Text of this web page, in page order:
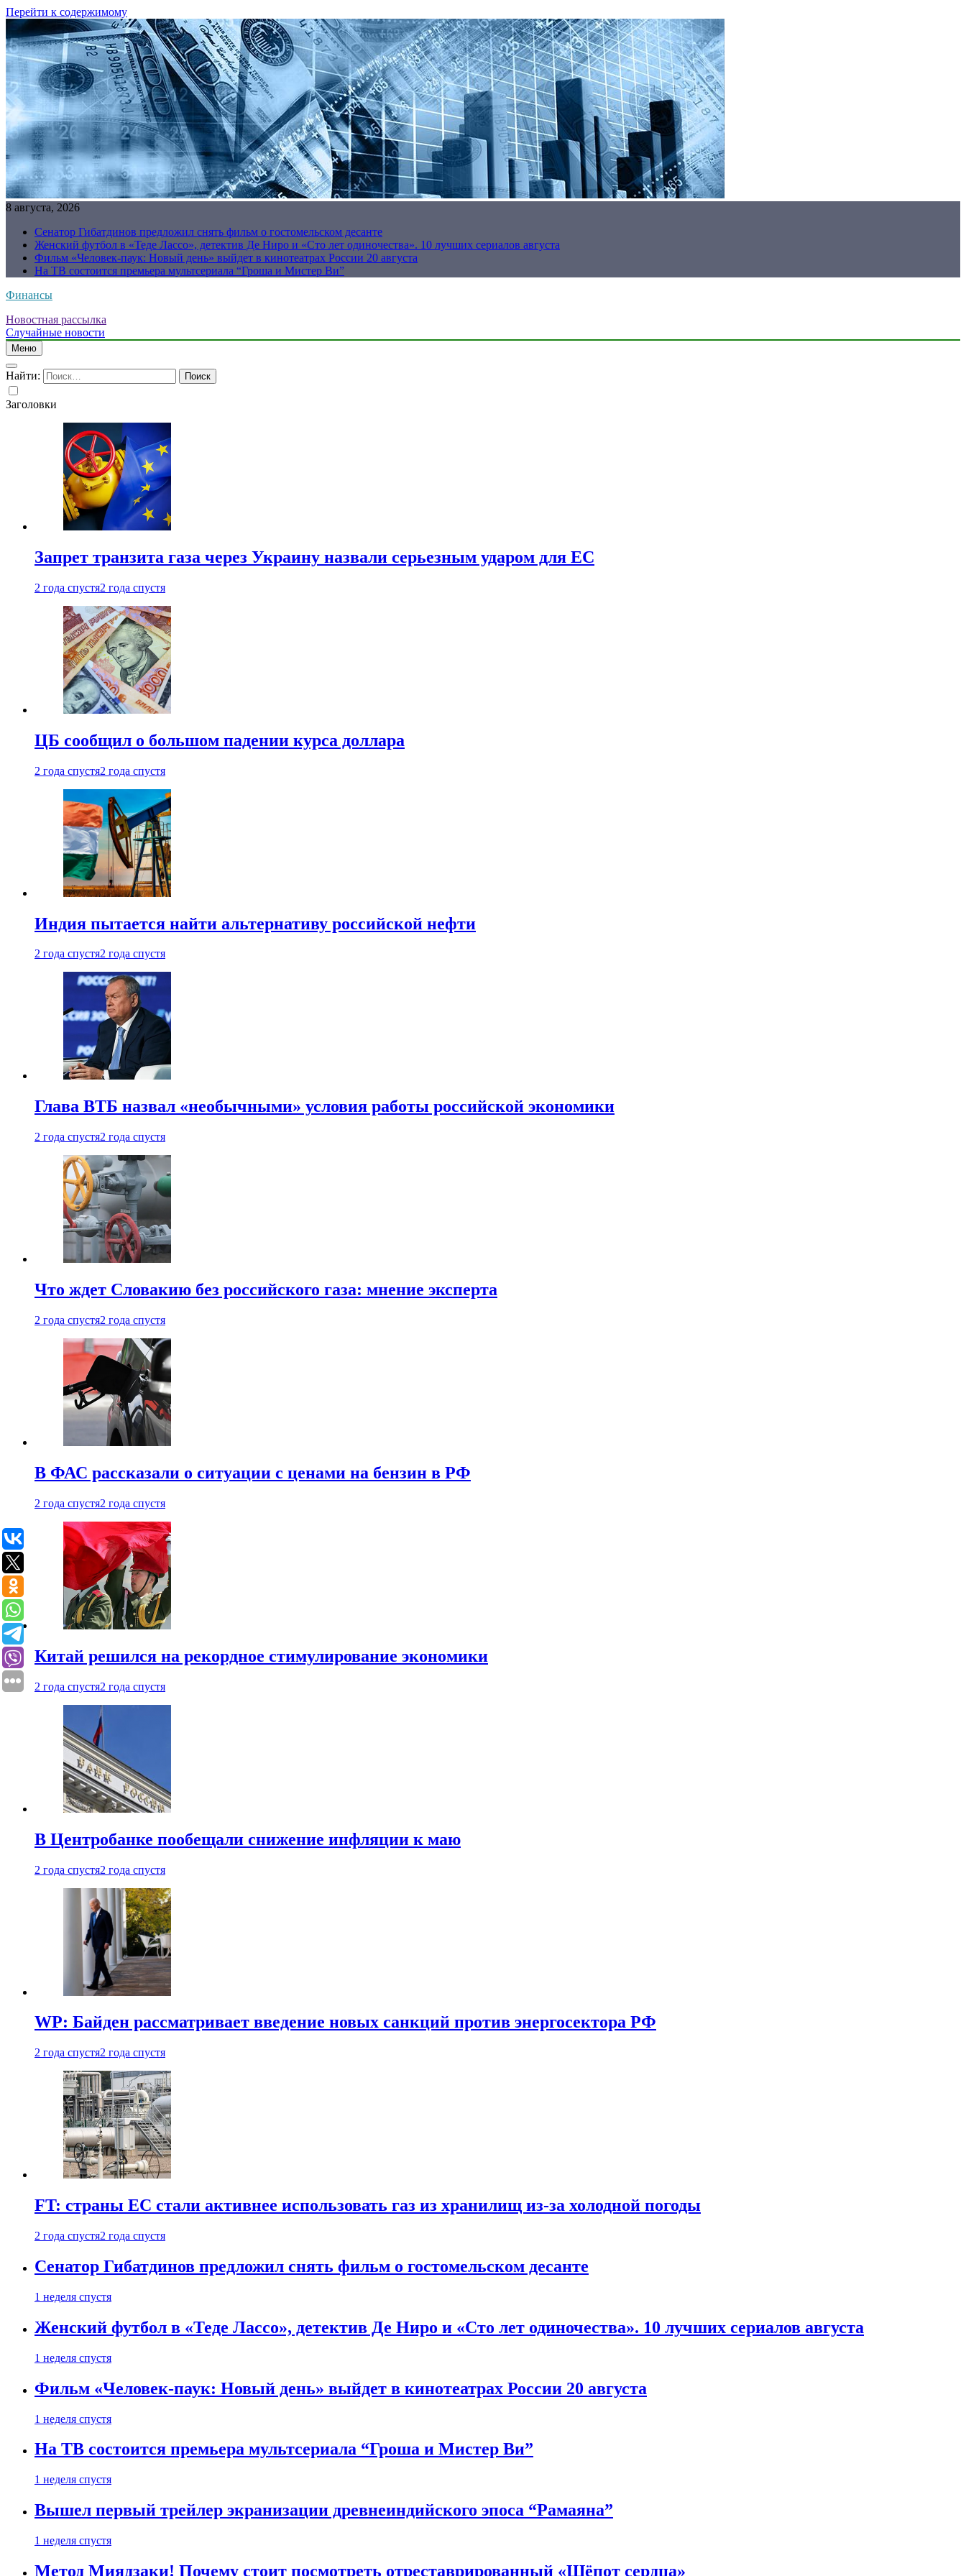
Перейти к содержимому
8 августа, 2026
Сенатор Гибатдинов предложил снять фильм о гостомельском десанте
Женский футбол в «Теде Лассо», детектив Де Ниро и «Сто лет одиночества». 10 лучших сериалов августа
Фильм «Человек-паук: Новый день» выйдет в кинотеатрах России 20 августа
На ТВ состоится премьера мультсериала “Гроша и Мистер Ви”
Финансы
Новостная рассылка
Случайные новости
Меню
Найти:
Заголовки
Запрет транзита газа через Украину назвали серьезным ударом для ЕС
2 года спустя2 года спустя
ЦБ сообщил о большом падении курса доллара
2 года спустя2 года спустя
Индия пытается найти альтернативу российской нефти
2 года спустя2 года спустя
Глава ВТБ назвал «необычными» условия работы российской экономики
2 года спустя2 года спустя
Что ждет Словакию без российского газа: мнение эксперта
2 года спустя2 года спустя
В ФАС рассказали о ситуации с ценами на бензин в РФ
2 года спустя2 года спустя
Китай решился на рекордное стимулирование экономики
2 года спустя2 года спустя
В Центробанке пообещали снижение инфляции к маю
2 года спустя2 года спустя
WP: Байден рассматривает введение новых санкций против энергосектора РФ
2 года спустя2 года спустя
FT: страны ЕС стали активнее использовать газ из хранилищ из-за холодной погоды
2 года спустя2 года спустя
Сенатор Гибатдинов предложил снять фильм о гостомельском десанте
1 неделя спустя
Женский футбол в «Теде Лассо», детектив Де Ниро и «Сто лет одиночества». 10 лучших сериалов августа
1 неделя спустя
Фильм «Человек-паук: Новый день» выйдет в кинотеатрах России 20 августа
1 неделя спустя
На ТВ состоится премьера мультсериала “Гроша и Мистер Ви”
1 неделя спустя
Вышел первый трейлер экранизации древнеиндийского эпоса “Рамаяна”
1 неделя спустя
Метод Миядзаки! Почему стоит посмотреть отреставрированный «Шёпот сердца»